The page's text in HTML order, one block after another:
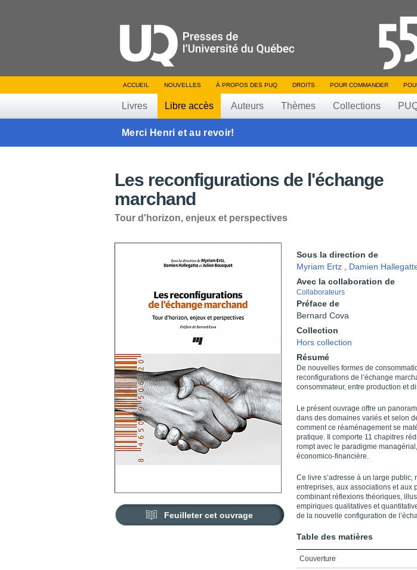
ACCUEIL NOUVELLES À PROPOS DES PUQ DROITS POUR COMMANDER
Livres Libre accès Auteurs Thèmes Collections
Merci Henri et au revoir!
Les reconfigurations de l'échange
marchand
Tour d'horizon, enjeux et perspectives
Feuilleter cet ouvrage
Sous la direction de
Myriam Ertz
Damien
Avec la collaboration de
Collaborateurs
Préface de
Bernard Cova
Collection
Hors collection
Résumé
De nouvelles formes de
reconfigurations de l’échange
consommateur, entre production et
Le présent ouvrage offre un
dans des domaines variés et selon
comment ce réaménagement se
pratique. Il comporte 11 chapitres
rompt avec le paradigme
économico-financière.
Ce livre s’adresse à un large
entreprises, aux associations et aux
combinant réflexions théoriques,
empiriques qualitatives et
de la nouvelle configuration de
Table des matières
Couverture